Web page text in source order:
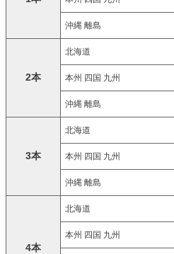
沖縄 離島
2本
北海道
本州 四国 九州
沖縄 離島
3本
北海道
本州 四国 九州
沖縄 離島
4本
北海道
本州 四国 九州